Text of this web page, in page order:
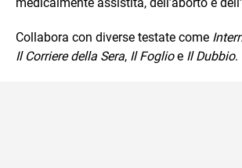
Collabora con diverse testate come
Il Corriere della Sera, Il Foglioe Il Dubbio.